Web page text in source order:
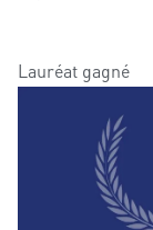
Lauréat gagné